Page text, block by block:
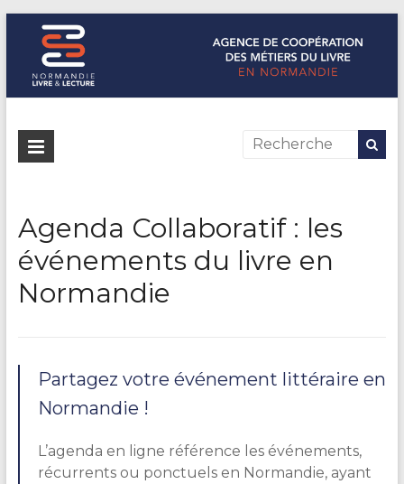
Normandie Livre & Lecture
L'agence de coopération des métiers du livre en Normandie
Agenda Collaboratif : les
événements du livre en
Normandie
Partagez votre événement littéraire en
Normandie !
L’agenda en ligne référence les événements,
récurrents ou ponctuels en Normandie, ayant